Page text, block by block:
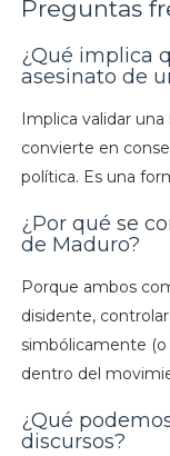
Preguntas
¿Qué implica
asesinato de
Implica validar
convierte en
política. Es una
¿Por qué se
de Maduro?
Porque ambos
disidente,
simbólicamente
dentro del
¿Qué
discursos?